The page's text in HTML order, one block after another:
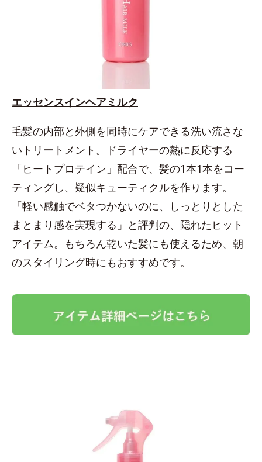
エッセンスインヘアミルク
毛髪の内部と外側を同時にケアできる洗い流さな
いトリートメント。ドライヤーの熱に反応する
「ヒートプロテイン」配合で、髪の1本1本をコー
ティングし、疑似キューティクルを作ります。
「軽い感触でベタつかないのに、しっとりとした
まとまり感を実現する」と評判の、隠れたヒット
アイテム。もちろん乾いた髪にも使えるため、朝
のスタイリング時にもおすすめです。